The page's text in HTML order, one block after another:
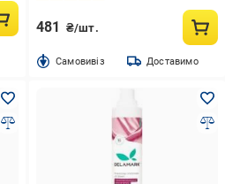
481 ₴/шт.
Cамовивіз Доставимо